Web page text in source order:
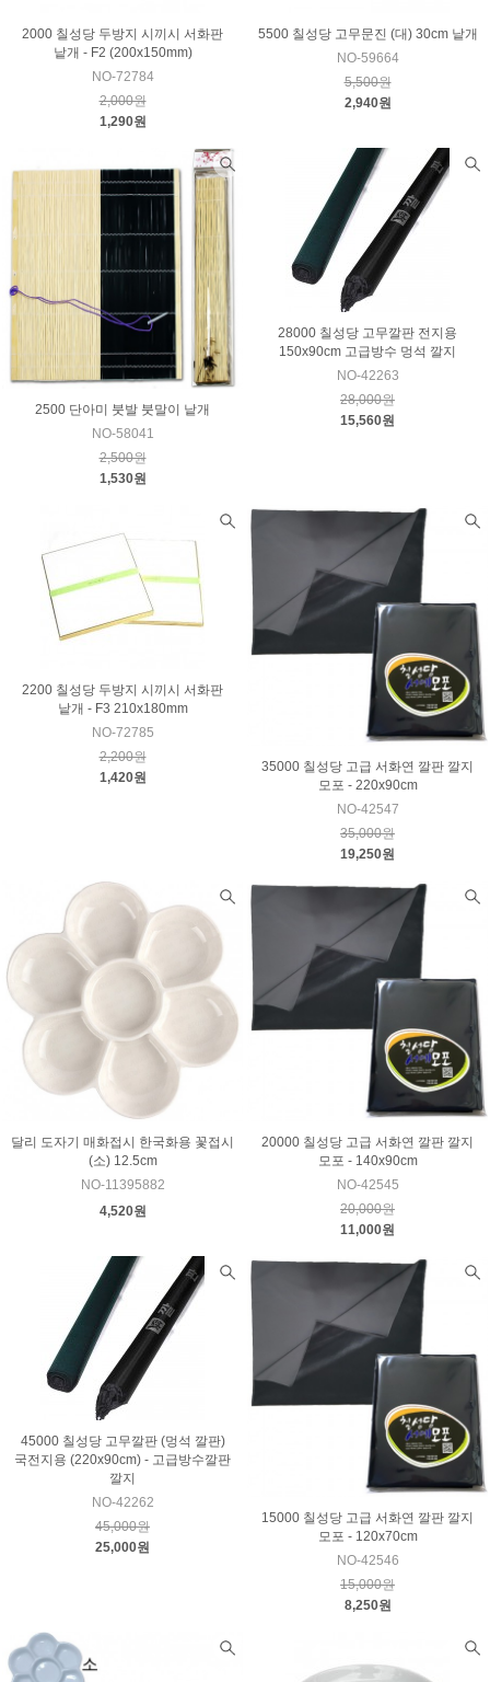
2000 칠성당 두방지 시끼시 서화판
낱개 - F2 (200x150mm)
NO-72784
2,000원
1,290원
5500 칠성당 고무문진 (대) 30cm 낱개
NO-59664
5,500원
2,940원
2500 단아미 붓발 붓말이 낱개
NO-58041
2,500원
1,530원
28000 칠성당 고무깔판 전지용
150x90cm 고급방수 멍석 깔지
NO-42263
28,000원
15,560원
2200 칠성당 두방지 시끼시 서화판
낱개 - F3 210x180mm
NO-72785
2,200원
1,420원
35000 칠성당 고급 서화연 깔판 깔지
모포 - 220x90cm
NO-42547
35,000원
19,250원
달리 도자기 매화접시 한국화용 꽃접시
(소) 12.5cm
NO-11395882
4,520원
20000 칠성당 고급 서화연 깔판 깔지
모포 - 140x90cm
NO-42545
20,000원
11,000원
45000 칠성당 고무깔판 (멍석 깔판)
국전지용 (220x90cm) - 고급방수깔판
깔지
NO-42262
45,000원
25,000원
15000 칠성당 고급 서화연 깔판 깔지
모포 - 120x70cm
NO-42546
15,000원
8,250원